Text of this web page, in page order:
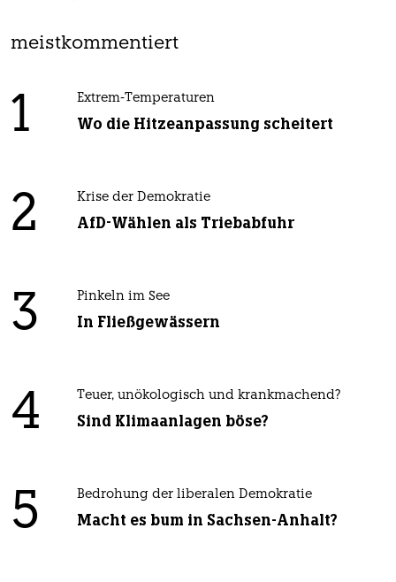
meistkommentiert
1 Extrem-Temperaturen
Wo die Hitzeanpassung scheitert
2 Krise der Demokratie
AfD-Wählen als Triebabfuhr
3 Pinkeln im See
In Fließgewässern
4 Teuer, unökologisch und krankmachend?
Sind Klimaanlagen böse?
5 Bedrohung der liberalen Demokratie
Macht es bum in Sachsen-Anhalt?